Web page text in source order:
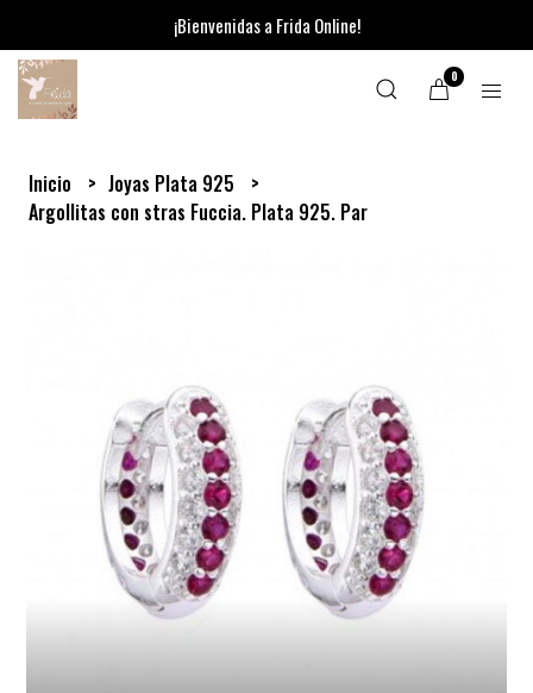
¡Bienvenidas a Frida Online!
0
Inicio
Joyas Plata 925
Argollitas con stras Fuccia. Plata 925. Par